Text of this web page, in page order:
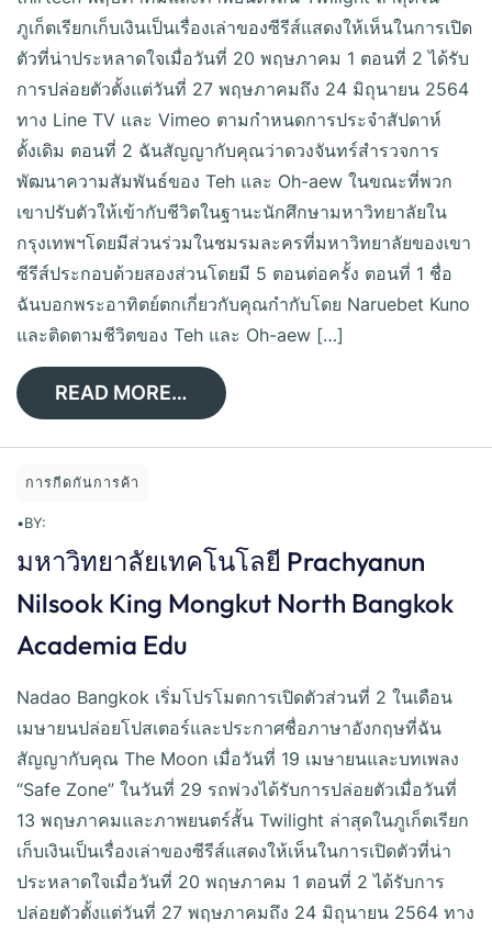
ภูเก็ตเรียกเก็บเงินเป็นเรื่องเล่าของซีรีส์แสดงให้เห็นในการเปิด
ตัวที่น่าประหลาดใจเมื่อวันที่ 20 พฤษภาคม 1 ตอนที่ 2 ได้รับ
การปล่อยตัวตั้งแต่วันที่ 27 พฤษภาคมถึง 24 มิถุนายน 2564
ทาง Line TV และ Vimeo ตามกำหนดการประจำสัปดาห์
ดั้งเดิม ตอนที่ 2 ฉันสัญญากับคุณว่าดวงจันทร์สำรวจการ
พัฒนาความสัมพันธ์ของ Teh และ Oh-aew ในขณะที่พวก
เขาปรับตัวให้เข้ากับชีวิตในฐานะนักศึกษามหาวิทยาลัยใน
กรุงเทพฯโดยมีส่วนร่วมในชมรมละครที่มหาวิทยาลัยของเขา
ซีรีส์ประกอบด้วยสองส่วนโดยมี 5 ตอนต่อครั้ง ตอนที่ 1 ชื่อ
ฉันบอกพระอาทิตย์ตกเกี่ยวกับคุณกำกับโดย Naruebet Kuno
และติดตามชีวิตของ Teh และ Oh-aew […]
READ MORE…
การกีดกันการค้า
•BY:
มหาวิทยาลัยเทคโนโลยี Prachyanun
Nilsook King Mongkut North Bangkok
Academia Edu
Nadao Bangkok เริ่มโปรโมตการเปิดตัวส่วนที่ 2 ในเดือน
เมษายนปล่อยโปสเตอร์และประกาศชื่อภาษาอังกฤษที่ฉัน
สัญญากับคุณ The Moon เมื่อวันที่ 19 เมษายนและบทเพลง
“Safe Zone” ในวันที่ 29 รถพ่วงได้รับการปล่อยตัวเมื่อวันที่
13 พฤษภาคมและภาพยนตร์สั้น Twilight ล่าสุดในภูเก็ตเรียก
เก็บเงินเป็นเรื่องเล่าของซีรีส์แสดงให้เห็นในการเปิดตัวที่น่า
ประหลาดใจเมื่อวันที่ 20 พฤษภาคม 1 ตอนที่ 2 ได้รับการ
ปล่อยตัวตั้งแต่วันที่ 27 พฤษภาคมถึง 24 มิถุนายน 2564 ทาง